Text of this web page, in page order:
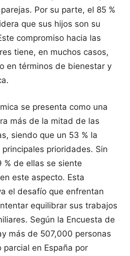
Por su parte, el 85 %
que sus hijos son su
compromiso hacia las
tiene, en muchos casos,
en términos de bienestar y
se presenta como una
más de la mitad de las
siendo que un 53 % la
prioridades. Sin
% de ellas se siente
este aspecto. Esta
el desafío que enfrentan
equilibrar sus trabajos
Según la Encuesta de
más de 507,000 personas
en España por